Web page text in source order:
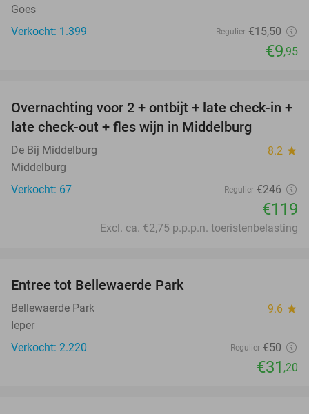
Goes
Verkocht: 1.399
Regulier €15,50
€9,95
52%
Overnachting voor 2 + ontbijt + late check-in +
late check-out + fles wijn in Middelburg
De Bij Middelburg 8.2 star
Middelburg
Verkocht: 67
Regulier €246
€119
Excl. ca. €2,75 p.p.p.n. toeristenbelasting
Entree tot Bellewaerde Park
Bellewaerde Park 9.6 star
Ieper
Verkocht: 2.220
Regulier €50
€31 ,20